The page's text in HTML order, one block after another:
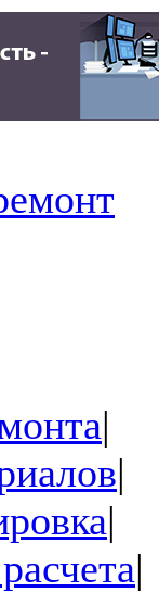
|
|
|
|